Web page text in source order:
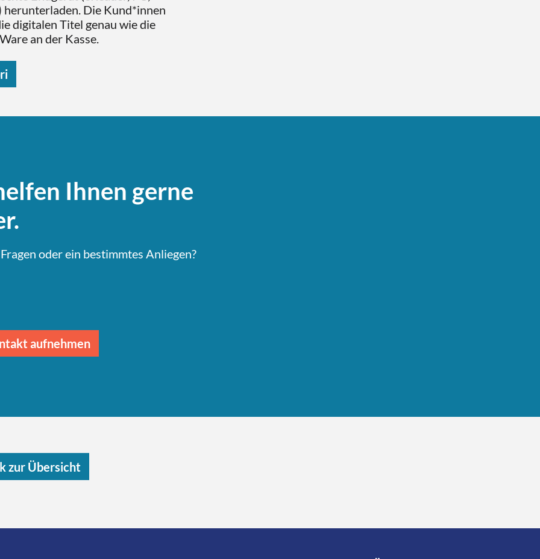
herunterladen. Die Kund*innen
digitalen Titel genau wie die
an der Kasse.
Ihnen gerne
oder ein bestimmtes Anliegen?
aufnehmen
zur Übersicht